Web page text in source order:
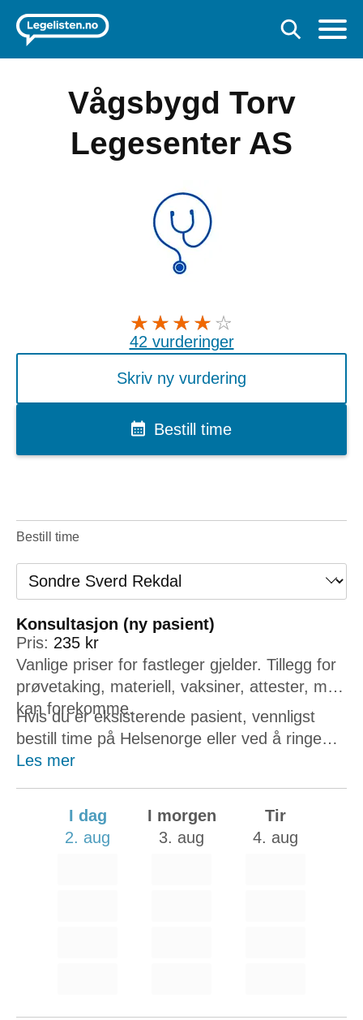
Vågsbygd Torv
Legesenter AS
42 vurderinger
Skriv ny vurdering
Bestill time
Bestill time
Konsultasjon (ny pasient)
Pris: 235 kr
Vanlige priser for fastleger gjelder. Tillegg for
prøvetaking, materiell, vaksiner, attester, mm
kan forekomme.
Hvis du er eksisterende pasient, vennligst
bestill time på Helsenorge eller ved å ringe
legekontoret.
Les mer
I dag
2. aug
I morgen
3. aug
Tir
4. aug